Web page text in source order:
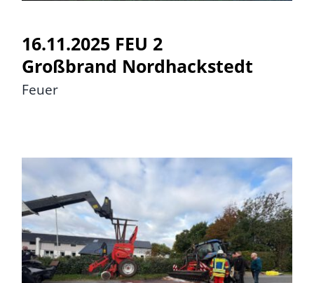
16.11.2025 FEU 2
Großbrand Nordhackstedt
Feuer
16.10.2025 THAUST K TH klein